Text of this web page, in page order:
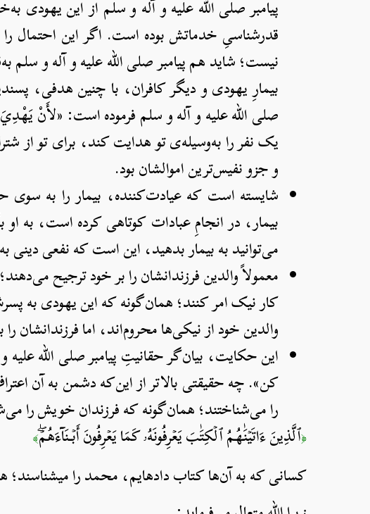
پیامبر صلی الله علیه و آله و سلم از این یهودی
قدرشناسیِ خدماتش بوده است. اگر این احتمال
نیست؛ شاید هم پیامبر صلی الله علیه و آله و
بیمارِ یهودی و دیگر کافران، با چنین هدفی،
صلی الله علیه و آله و سلم فرموده است: «لأَنْ
یک نفر را به‌وسیله‌ی تو هدایت کند، برای تو از
و جزو نفیس‌ترین اموالشان بود.
شایسته است که عیادت‌کننده، بیمار را به
بیمار، در انجامِ عبادات کوتاهی کرده است، به
می‌توانید به بیمار بدهید، این است که نفعی
معمولاً والدین فرزندانشان را بر خود ترجیح
کار نیک امر کنند؛ همان‌گونه که این یهودی به
والدین خود از نیکی‌ها محروم‌اند، اما فرزندانشان را
این حکایت، بیان‌گر حقانیتِ پیامبر صلی الله
کن». چه حقیقتی بالاتر از این‌که دشمن به آن
را می‌شناختند؛ همان‌گونه که فرزندان خویش را
﴿ٱلَّذِينَ ءَاتَيۡنَٰهُمُ ٱلۡكِتَٰبَ يَعۡرِفُونَهُۥ كَمَا يَعۡرِفُونَ أَبۡنَآءَهُمۡۖ﴾
کسانی که به آن‌ها کتاب داده­ایم، محمد را